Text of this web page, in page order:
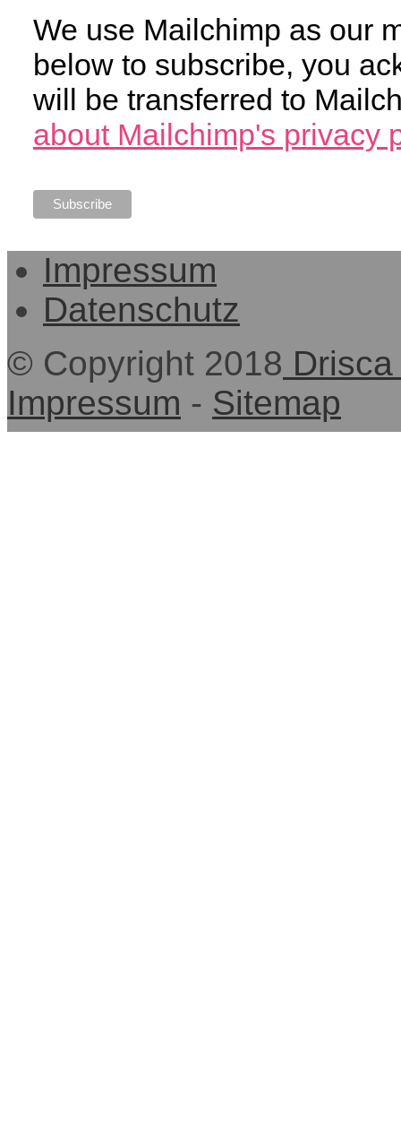
We use Mailchimp as our
below to subscribe, you
will be transferred to
about Mailchimp's privacy
Impressum
Datenschutz
© Copyright 2018
Impressum - Sitemap